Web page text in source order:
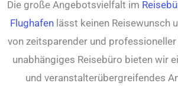
Die große Angebotsvielfalt im
Flughafenlässt keinen Reisewunsch
von zeitsparender und professioneller
unabhängiges Reisebüro bieten wir
und veranstalterübergreifendes